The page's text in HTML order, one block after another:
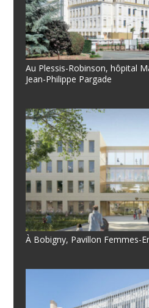
Au Plessis-Robinson, hôpital
Jean-Philippe Pargade
À Bobigny, Pavillon Femmes-